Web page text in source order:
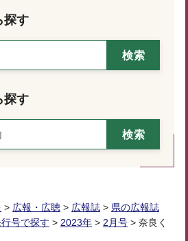
探す
探す
> 広報・広聴 > 広報誌 > 県の広報誌
号で探す > 2023年 > 2月号 > 奈良く